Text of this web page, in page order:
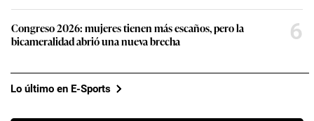
Congreso 2026: mujeres tienen más escaños, pero la
bicameralidad abrió una nueva brecha
6
Lo último en E-Sports